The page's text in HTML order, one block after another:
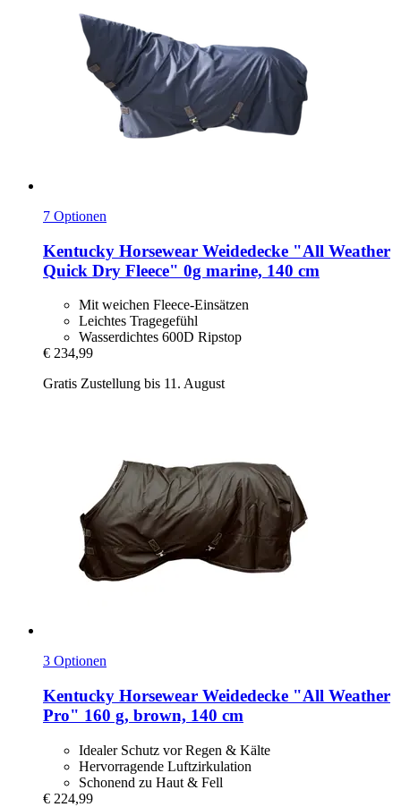
7 Optionen
Kentucky Horsewear Weidedecke "All Weather
Quick Dry Fleece" 0g marine, 140 cm
Mit weichen Fleece-Einsätzen
Leichtes Tragegefühl
Wasserdichtes 600D Ripstop
€ 234,99
Gratis Zustellung bis 11. August
3 Optionen
Kentucky Horsewear Weidedecke "All Weather
Pro" 160 g, brown, 140 cm
Idealer Schutz vor Regen & Kälte
Hervorragende Luftzirkulation
Schonend zu Haut & Fell
€ 224,99